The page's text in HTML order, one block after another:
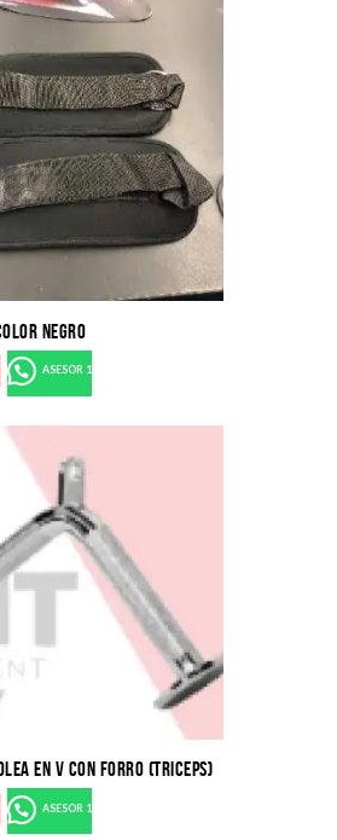
NEGRO
ASESOR 1
EN V CON FORRO (TRICEPS)
ASESOR 1